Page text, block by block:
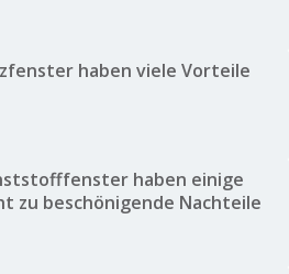
haben viele Vorteile
haben einige
zu beschönigende Nachteile